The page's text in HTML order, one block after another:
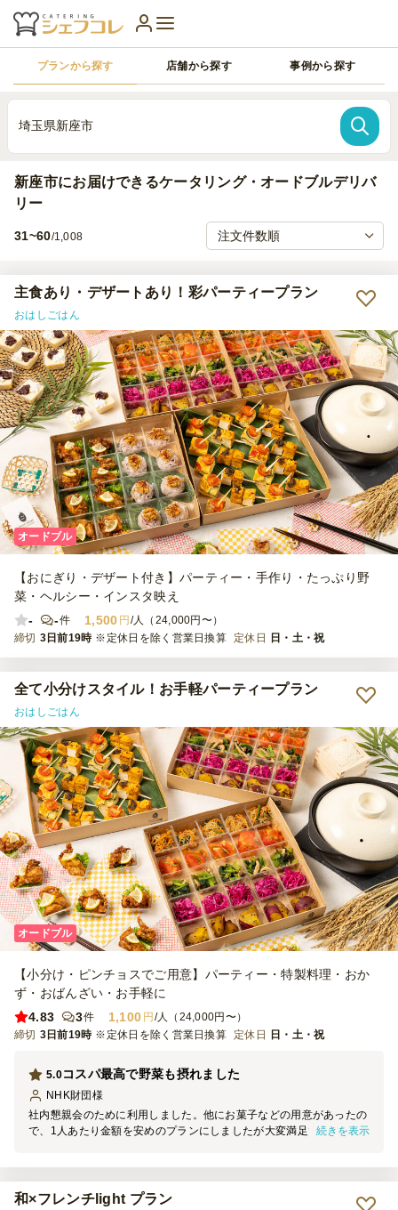
プランから探す 店舗から探す 事例から探す
埼玉県新座市
新座市にお届けできるケータリング・オードブルデリバ
リー
31~60/1,008
主食あり・デザートあり！彩パーティープラン
おはしごはん
オードブル
【おにぎり・デザート付き】パーティー・手作り・たっぷり野
菜・ヘルシー・インスタ映え
-
-件 1,500 円 /人（24,000円〜）
締切 3日前19時 ※定休日を除く営業日換算 定休日 日・土・祝
全て小分けスタイル！お手軽パーティープラン
おはしごはん
オードブル
【小分け・ピンチョスでご用意】パーティー・特製料理・おか
ず・おばんざい・お手軽に
4.83
3件 1,100 円 /人（24,000円〜）
締切 3日前19時 ※定休日を除く営業日換算 定休日 日・土・祝
コスパ最高で野菜も摂れました
5.0
NHK財団 様
社内懇親会のために利用しました。他にお菓子などの用意があったの
で、1人あたり金額を安めのプランにしましたが大変満足です。野菜
続きを表示
和×フレンチlight プラン